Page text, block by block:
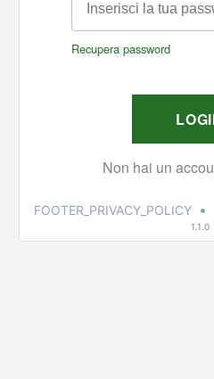
FOOTER_PRIVACY_POLICY •
1.1.0